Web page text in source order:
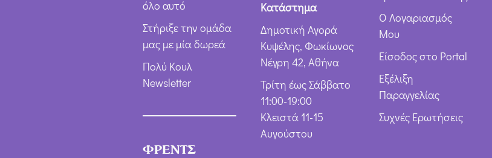
όλο αυτό
Στήριξε την ομάδα
μας με μία δωρεά
Πολύ Κουλ
Newsletter
ΦΡΕΝΤΣ
Κατάστημα
Δημοτική Αγορά
Κυψέλης, Φωκίωνος
Νέγρη 42, Αθήνα
Τρίτη έως Σάββατο
11:00-19:00
Κλειστά 11-15
Αυγούστου
Ο Λογαριασμός
Μου
Είσοδος στο Portal
Εξέλιξη
Παραγγελίας
Συχνές Ερωτήσεις